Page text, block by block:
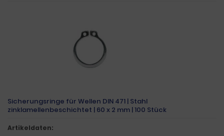
Sicherungsringe für Wellen DIN 471 | Stahl
zinklamellenbeschichtet | 60 x 2 mm | 100 Stück
Artikeldaten: